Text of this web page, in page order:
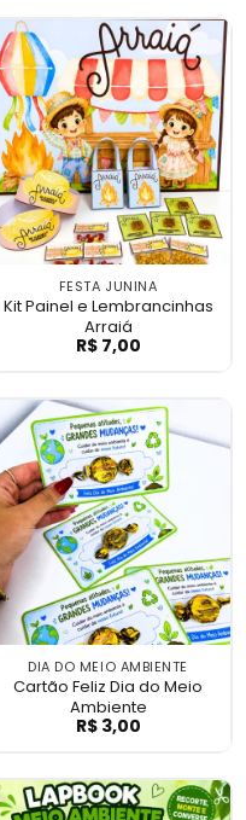
FESTA JUNINA
Kit Painel e Lembrancinhas
Arraiá
Kit Painel e
R$7,00
com 48 Peixinhos
DIA DO MEIO AMBIENTE
Cartão Feliz Dia do Meio
Ambiente
Cartão Feliz
R$3,00